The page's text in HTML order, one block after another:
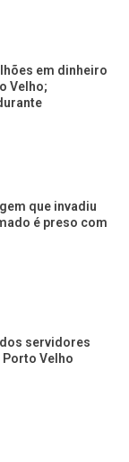
em dinheiro
Velho;
que invadiu
é preso com
servidores
Velho